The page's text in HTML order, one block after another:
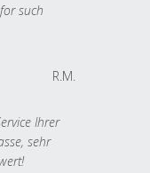
such
R.M.
Ihrer
sehr